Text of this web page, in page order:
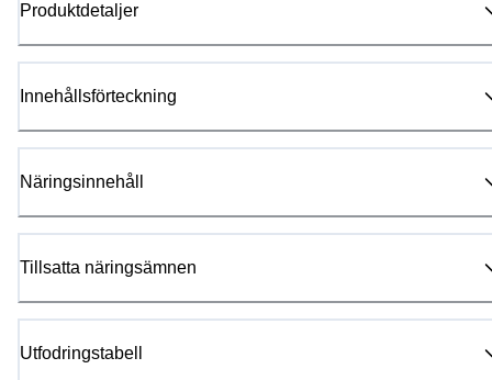
Produktdetaljer
Innehållsförteckning
Näringsinnehåll
Tillsatta näringsämnen
Utfodringstabell